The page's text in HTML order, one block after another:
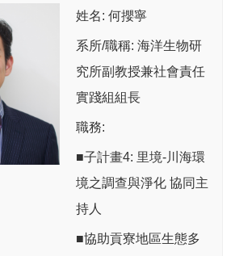
姓名: 何攖寧
系所/職稱: 海洋生物研
究所副教授兼社會責任
實踐組組長
職務:
■子計畫4: 里境-川海環
境之調查與淨化 協同主
持人
■協助貢寮地區生態多